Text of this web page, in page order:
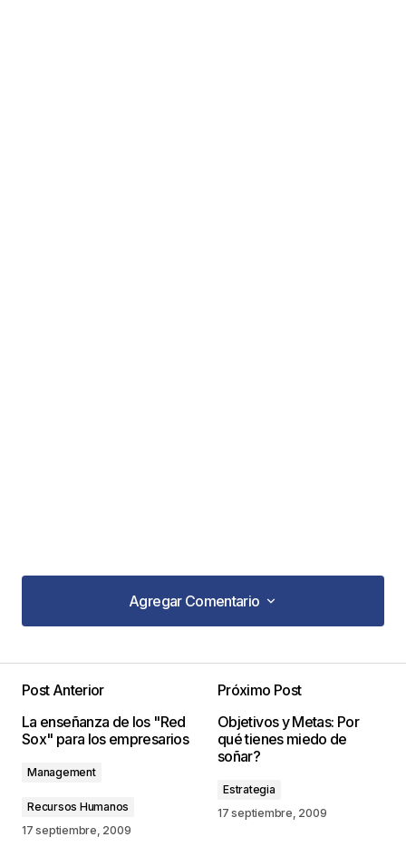
Agregar Comentario
Agregar Comentario
publicada. Los campos obligatorios están
marcados con*
Post Anterior
La enseñanza de los "Red
Sox" para los empresarios
Management
Recursos Humanos
17 septiembre, 2009
Próximo Post
Objetivos y Metas: Por
qué tienes miedo de
soñar?
Estrategia
17 septiembre, 2009